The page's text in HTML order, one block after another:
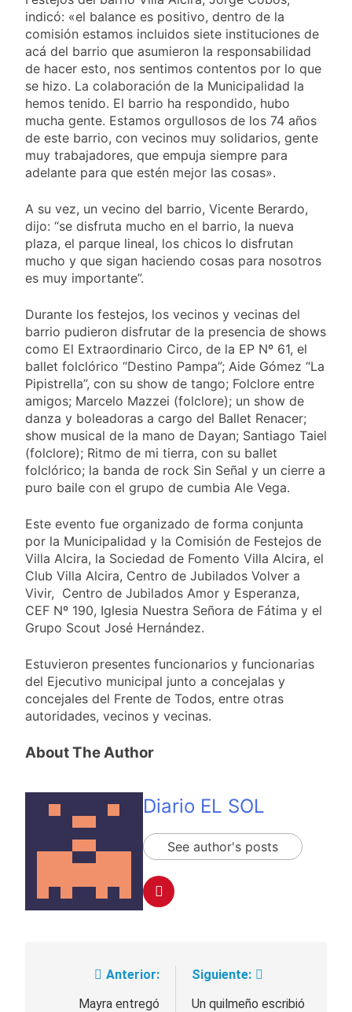
indicó: «el balance es positivo, dentro de la
comisión estamos incluidos siete instituciones de
acá del barrio que asumieron la responsabilidad
de hacer esto, nos sentimos contentos por lo que
se hizo. La colaboración de la Municipalidad la
hemos tenido. El barrio ha respondido, hubo
mucha gente. Estamos orgullosos de los 74 años
de este barrio, con vecinos muy solidarios, gente
muy trabajadores, que empuja siempre para
adelante para que estén mejor las cosas».
A su vez, un vecino del barrio, Vicente Berardo,
dijo: “se disfruta mucho en el barrio, la nueva
plaza, el parque lineal, los chicos lo disfrutan
mucho y que sigan haciendo cosas para nosotros
es muy importante”.
Durante los festejos, los vecinos y vecinas del
barrio pudieron disfrutar de la presencia de shows
como El Extraordinario Circo, de la EP Nº 61, el
ballet folclórico “Destino Pampa”; Aide Gómez “La
Pipistrella”, con su show de tango; Folclore entre
amigos; Marcelo Mazzei (folclore); un show de
danza y boleadoras a cargo del Ballet Renacer;
show musical de la mano de Dayan; Santiago Taiel
(folclore); Ritmo de mi tierra, con su ballet
folclórico; la banda de rock Sin Señal y un cierre a
puro baile con el grupo de cumbia Ale Vega.
Este evento fue organizado de forma conjunta
por la Municipalidad y la Comisión de Festejos de
Villa Alcira, la Sociedad de Fomento Villa Alcira, el
Club Villa Alcira, Centro de Jubilados Volver a
Vivir, Centro de Jubilados Amor y Esperanza,
CEF Nº 190, Iglesia Nuestra Señora de Fátima y el
Grupo Scout José Hernández.
Estuvieron presentes funcionarios y funcionarias
del Ejecutivo municipal junto a concejalas y
concejales del Frente de Todos, entre otras
autoridades, vecinos y vecinas.
About The Author
Diario EL SOL
See author's posts
Navegación
Anterior:
Mayra entregó
Siguiente:
Un quilmeño escribió